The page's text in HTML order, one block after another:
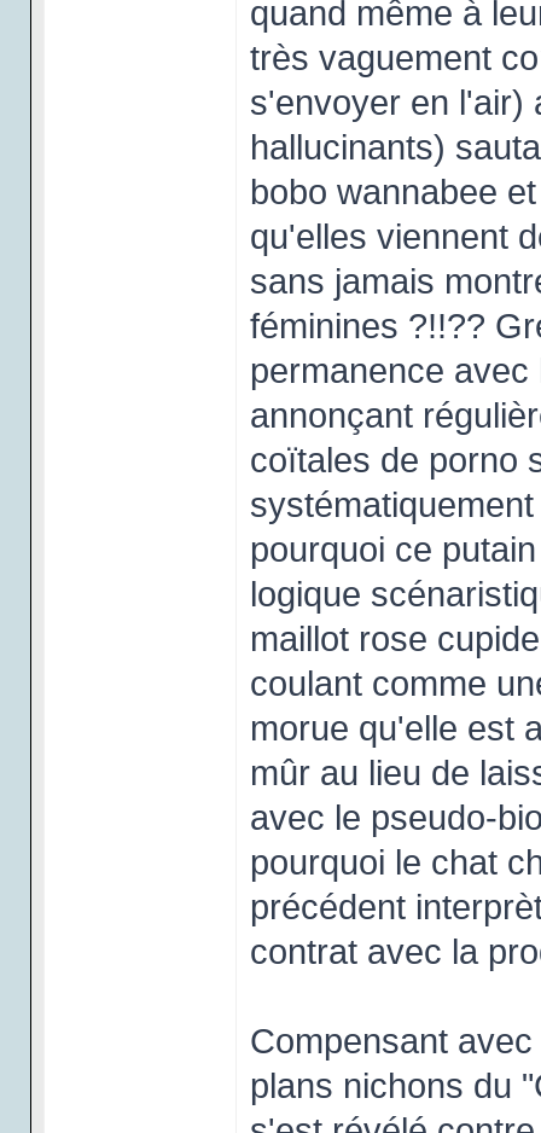
quand même à
très vaguement
s'envoyer en l'air)
hallucinants)
bobo wannabee
qu'elles viennent
sans jamais
féminines ?!!??
permanence
annonçant
coïtales de porno
pourquoi ce
logique
maillot rose
coulant comme
morue qu'elle est
mûr au lieu de
avec le pseudo-
pourquoi le chat
précédent
contrat avec la
Compensant
plans nichons du